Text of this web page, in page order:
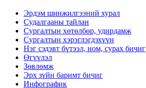
Эрдэм шинжилгээний хурал
Судалгааны тайлан
Сургалтын хөтөлбөр, удирдамж
Сургалтын хэрэглэгдэхүүн
Нэг сэдэвт бүтээл, ном, сурах бичиг
Өгүүлэл
Зөвлөмж
Эрх зүйн баримт бичиг
Инфографик